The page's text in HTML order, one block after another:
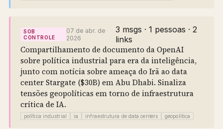
SOB
CONTROLE
07 de abr. de
2026
3 msgs · 1 pessoas · 2
links
Compartilhamento de documento da OpenAI
sobre política industrial para era da inteligência,
junto com notícia sobre ameaça do Irã ao data
center Stargate ($30B) em Abu Dhabi. Sinaliza
tensões geopolíticas em torno de infraestrutura
crítica de IA.
política industrial ia infraestrutura de data centers geopolítica